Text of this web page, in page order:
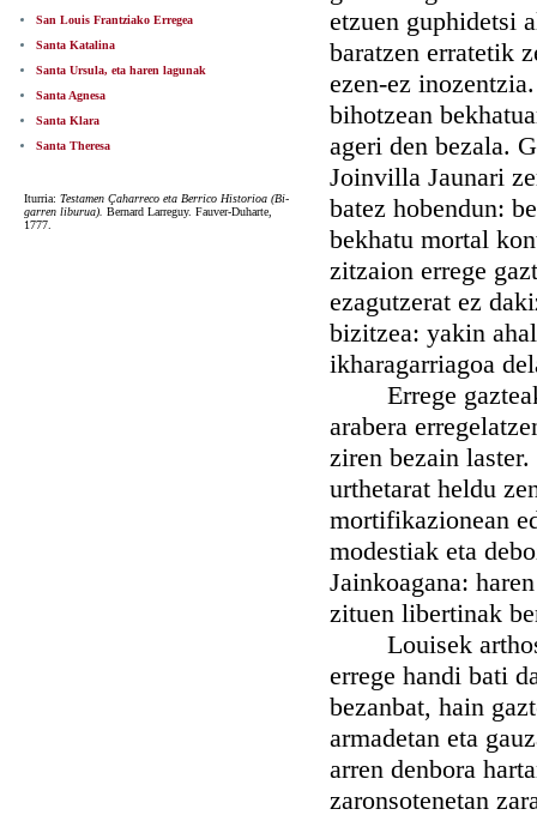
San Louis Frantziako Erregea
Santa Katalina
Santa Ursula, eta haren lagunak
Santa Agnesa
Santa Klara
Santa Theresa
Iturria: Testamen Çaharreco eta Berrico Historioa (Bi-
garren liburua). Bernard Larreguy. Fauver-Duharte,
1777.
etzuen guphidetsi
baratzen erratetik
ezen-ez
bihotzean
ageri den bezala.
Joinvilla Jaunari
batez hobendun:
bekhatu mortal
zitzaion errege
ezagutzerat ez
bizitzea: yakin
ikharagarriagoa
Errege gazteak
arabera
ziren bezain
urthetarat heldu
mortifikazionean
modestiak eta
Jainkoagana:
zituen libertinak
Louisek
errege handi bati
bezanbat, hain
armadetan eta
arren denbora
zaronsotenetan